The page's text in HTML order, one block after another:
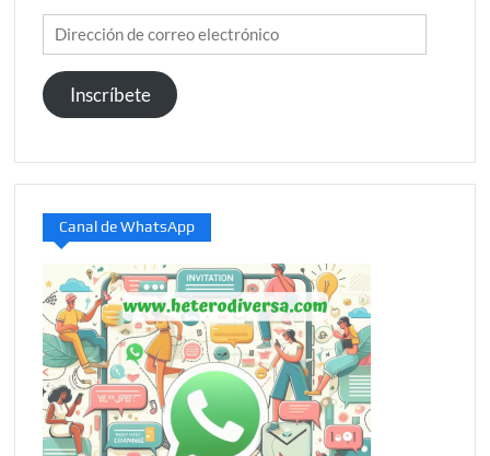
Dirección
de
correo
electrónico
Inscríbete
Canal de WhatsApp